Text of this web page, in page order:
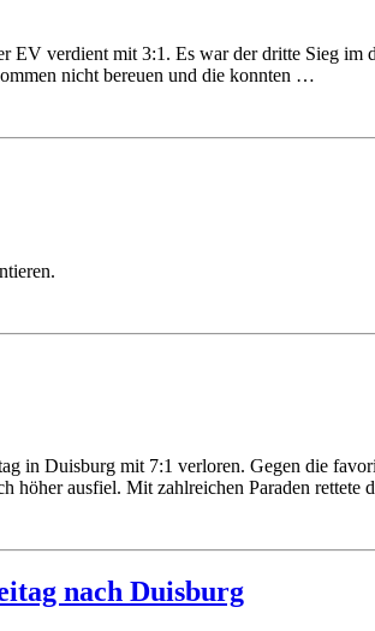
verdient mit 3:1. Es war der dritte Sieg im
nicht bereuen und die konnten …
in Duisburg mit 7:1 verloren. Gegen die
höher ausfiel. Mit zahlreichen Paraden rettete
nach Duisburg